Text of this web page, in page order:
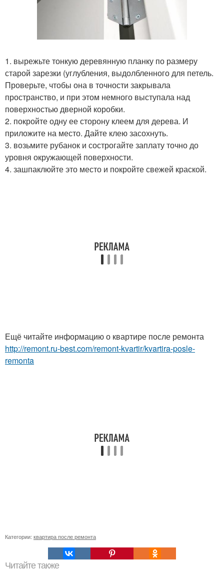
1. вырежьте тонкую деревянную планку по размеру
старой зарезки (углубления, выдолбленного для петель.
Проверьте, чтобы она в точности закрывала
пространство, и при этом немного выступала над
поверхностью дверной коробки.
2. покройте одну ее сторону клеем для дерева. И
приложите на место. Дайте клею засохнуть.
3. возьмите рубанок и сострогайте заплату точно до
уровня окружающей поверхности.
4. зашпаклюйте это место и покройте свежей краской.
Ещё читайте информацию о квартире после ремонта
http://remont.ru-best.com/remont-kvartir/kvartira-posle-
remonta
Категории: квартира после ремонта
Читайте также